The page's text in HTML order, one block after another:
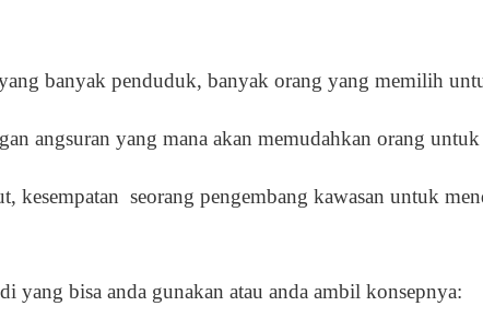
banyak penduduk, banyak orang yang memilih
angsuran yang mana akan memudahkan orang
kesempatan seorang pengembang kawasan untuk
yang bisa anda gunakan atau anda ambil konsepnya: